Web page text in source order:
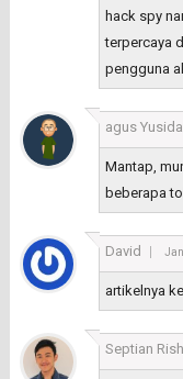
hack spy
terpercaya
pengguna
agus Yusida
Mantap,
beberapa
David
artikelnya
Septian